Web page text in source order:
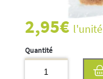
2,95€ l'unité